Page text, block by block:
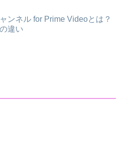
ンネル for Prime Videoとは？
違い